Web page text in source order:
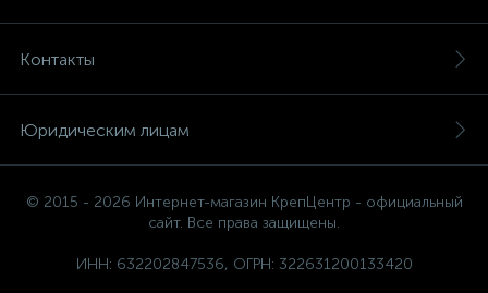
Контакты
Юридическим лицам
© 2015 - 2026 Интернет-магазин КрепЦентр - официальный
сайт. Все права защищены.
ИНН: 632202847536, ОГРН: 322631200133420